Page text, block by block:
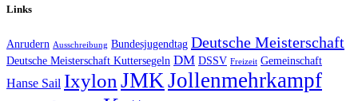
Links
Anrudern Ausschreibung Bundesjugendtag Deutsche Meisterschaft
Deutsche Meisterschaft Kuttersegeln DM DSSV Freizeit Gemeinschaft
Hanse Sail IxylonJMKJollenmehrkampf